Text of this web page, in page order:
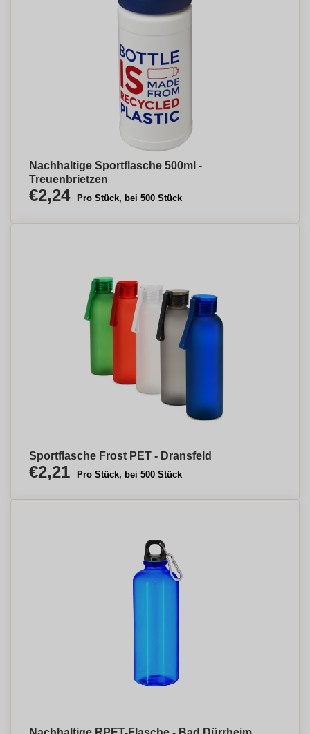
Nachhaltige Sportflasche 500ml -
Treuenbrietzen
€2,24 Pro Stück, bei 500 Stück
Sportflasche Frost PET - Dransfeld
€2,21 Pro Stück, bei 500 Stück